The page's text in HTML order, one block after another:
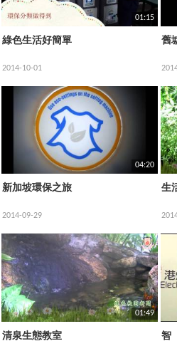
01:15
綠色生活好簡單
2014-10-01
舊
04:20
新加坡環保之旅
2014-09-29
生
01:49
清泉生態教室 智